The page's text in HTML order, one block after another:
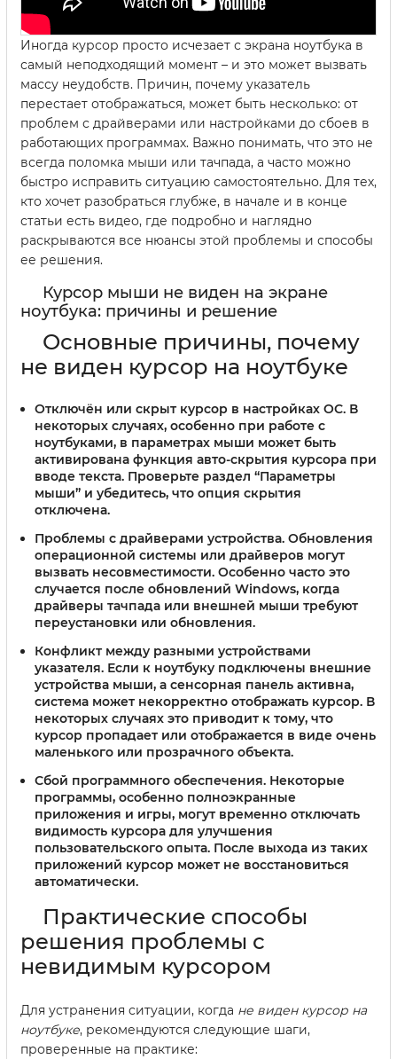
Иногда курсор просто исчезает с экрана ноутбука в
самый неподходящий момент – и это может вызвать
массу неудобств. Причин, почему указатель
перестает отображаться, может быть несколько: от
проблем с драйверами или настройками до сбоев в
работающих программах. Важно понимать, что это не
всегда поломка мыши или тачпада, а часто можно
быстро исправить ситуацию самостоятельно. Для тех,
кто хочет разобраться глубже, в начале и в конце
статьи есть видео, где подробно и наглядно
раскрываются все нюансы этой проблемы и способы
ее решения.
Курсор мыши не виден на экране
ноутбука: причины и решение
Основные причины, почему
не виден курсор на ноутбуке
Отключён или скрыт курсор в настройках ОС. В
некоторых случаях, особенно при работе с
ноутбуками, в параметрах мыши может быть
активирована функция авто-скрытия курсора при
вводе текста. Проверьте раздел “Параметры
мыши” и убедитесь, что опция скрытия
отключена.
Проблемы с драйверами устройства. Обновления
операционной системы или драйверов могут
вызвать несовместимости. Особенно часто это
случается после обновлений Windows, когда
драйверы тачпада или внешней мыши требуют
переустановки или обновления.
Конфликт между разными устройствами
указателя. Если к ноутбуку подключены внешние
устройства мыши, а сенсорная панель активна,
система может некорректно отображать курсор. В
некоторых случаях это приводит к тому, что
курсор пропадает или отображается в виде очень
маленького или прозрачного объекта.
Сбой программного обеспечения. Некоторые
программы, особенно полноэкранные
приложения и игры, могут временно отключать
видимость курсора для улучшения
пользовательского опыта. После выхода из таких
приложений курсор может не восстановиться
автоматически.
Практические способы
решения проблемы с
невидимым курсором
Для устранения ситуации, когда не виден курсор на
ноутбуке, рекомендуются следующие шаги,
проверенные на практике: